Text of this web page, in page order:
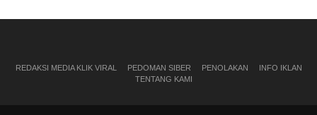
REDAKSI MEDIA KLIK VIRAL PEDOMAN SIBER PENOLAKAN
INFO IKLAN
TENTANG KAMI